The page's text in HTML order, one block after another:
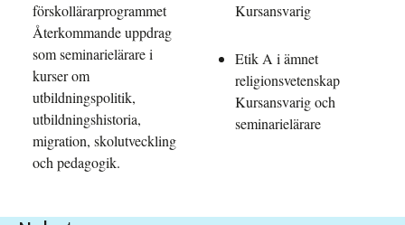
förskollärarprogrammet
Återkommande uppdrag
som seminarielärare i
kurser om
utbildningspolitik,
utbildningshistoria,
migration, skolutveckling
och pedagogik.
Kursansvarig
Etik A i ämnet
religionsvetenskap
Kursansvarig och
seminarielärare